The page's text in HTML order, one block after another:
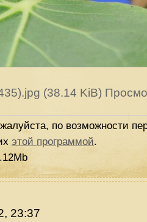
(38.14 KiB)
по возможности
этой программой.
23:37